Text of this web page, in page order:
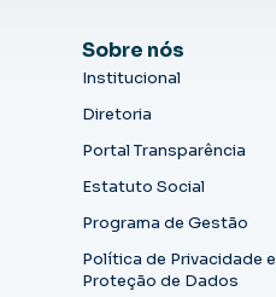
Sobre nós
Institucional
Diretoria
Portal Transparência
Estatuto Social
Programa de Gestão
Política de Privacidade e
Proteção de Dados